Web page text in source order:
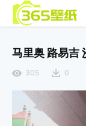
马里奥 路易吉
305 0